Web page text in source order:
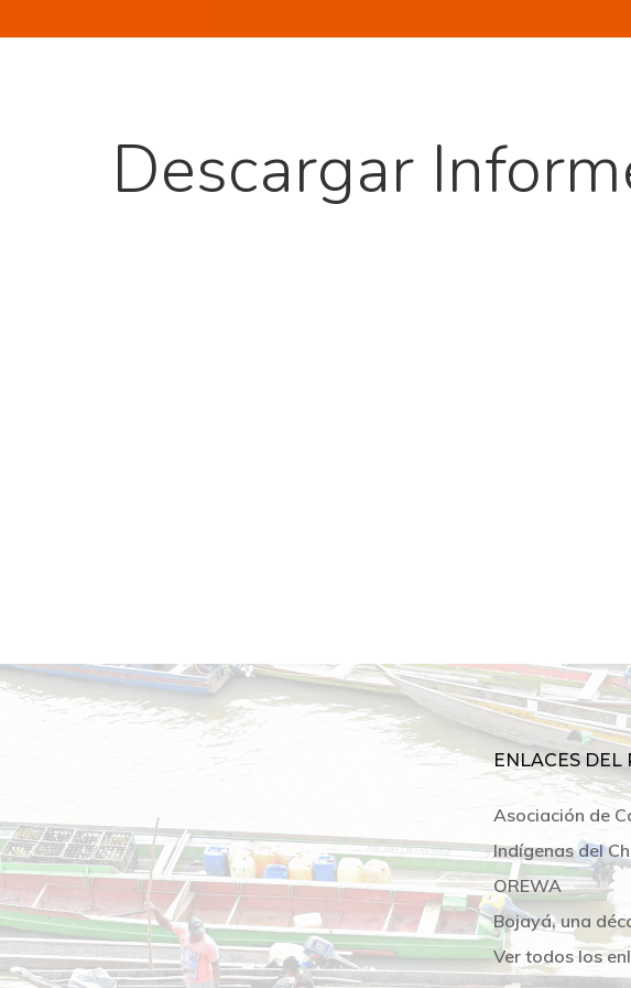
Descargar
ENLACES DEL
Asociación de
Indígenas del
OREWA
Bojayá, una
Ver todos los